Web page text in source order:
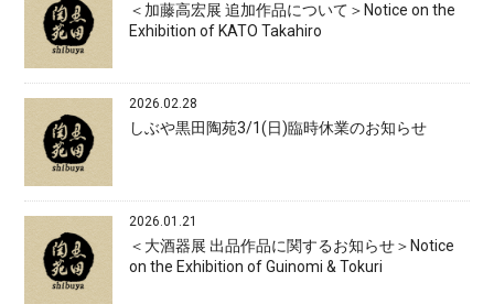
＜加藤高宏展 追加作品について＞Notice on the
Exhibition of KATO Takahiro
2026.02.28
しぶや黒田陶苑3/1(日)臨時休業のお知らせ
2026.01.21
＜大酒器展 出品作品に関するお知らせ＞Notice
on the Exhibition of Guinomi & Tokuri